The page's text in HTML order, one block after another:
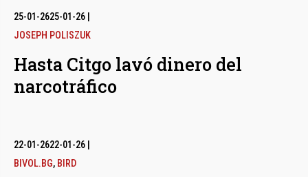
25-01-2625-01-26
JOSEPH POLISZUK
Hasta Citgo lavó dinero del
narcotráfico
22-01-2622-01-26
BIVOL.BG, BIRD